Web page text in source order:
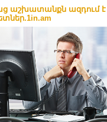
աշխատանքն ազդում